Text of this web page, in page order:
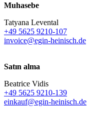
Muhasebe
Tatyana Levental
+49 5625 9210-107
invoice@egin-heinisch.de
Satın alma
Beatrice Vidis
+49 5625 9210-139
einkauf@egin-heinisch.de